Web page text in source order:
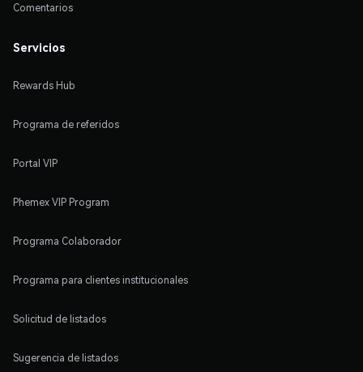
Comentarios
Servicios
Rewards Hub
Programa de referidos
Portal VIP
Phemex VIP Program
Programa Colaborador
Programa para clientes institucionales
Solicitud de listados
Sugerencia de listados